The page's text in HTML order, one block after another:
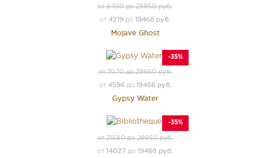
от 6490 до 29950 руб.
от 4219 до 19468 руб.
Mojave Ghost
-35%
от 7070 до 29950 руб.
от 4596до 19468 руб.
Gypsy Water
-35%
от 21580 до 29950 руб.
от 14027 до 19468 руб.